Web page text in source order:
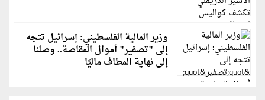
وزير المالية الفلسطيني: إسرائيل تتجه
إلى "تصفير" أموال المقاصة.. وصلنا
إلى نهاية المطاف ماليًا